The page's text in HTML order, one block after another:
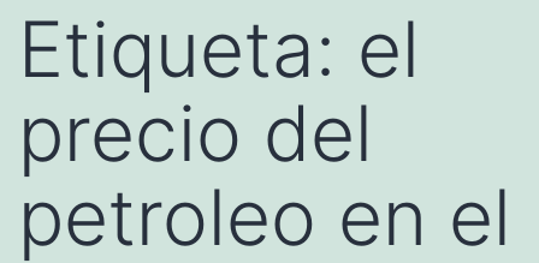
Etiqueta: el
precio del
petroleo en el